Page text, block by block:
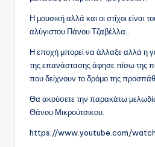
Η μουσική αλλά και οι στίχοι είναι
αλύγιστου Πάνου Τζαβέλλα…
Η εποχή μπορεί να άλλαξε αλλά η
της επανάστασης άφησε πίσω της
που δείχνουν το δρόμο της
Θα ακούσετε την παρακάτω
Θάνου Μικρούτσικου.
https://www.youtube.com/